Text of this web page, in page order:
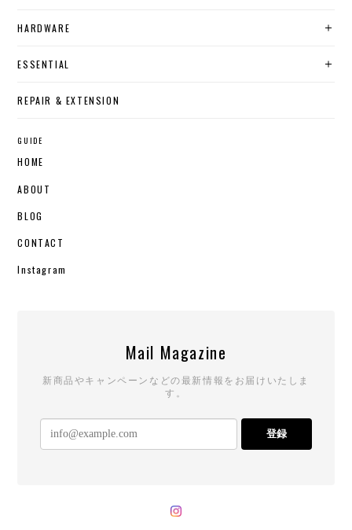
HARDWARE
ESSENTIAL
REPAIR & EXTENSION
GUIDE
HOME
ABOUT
BLOG
CONTACT
Instagram
Mail Magazine
新商品やキャンペーンなどの最新情報をお届けいたしま
す。
登録